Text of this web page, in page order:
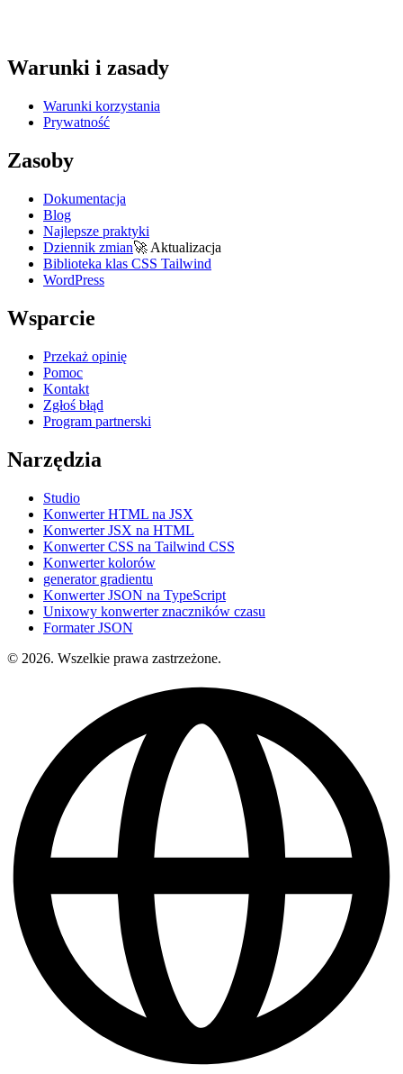
Warunki i zasady
Warunki korzystania
Prywatność
Zasoby
Dokumentacja
Blog
Najlepsze praktyki
Dziennik zmian🚀 Aktualizacja
Biblioteka klas CSS Tailwind
WordPress
Wsparcie
Przekaż opinię
Pomoc
Kontakt
Zgłoś błąd
Program partnerski
Narzędzia
Studio
Konwerter HTML na JSX
Konwerter JSX na HTML
Konwerter CSS na Tailwind CSS
Konwerter kolorów
generator gradientu
Konwerter JSON na TypeScript
Unixowy konwerter znaczników czasu
Formater JSON
© 2026. Wszelkie prawa zastrzeżone.